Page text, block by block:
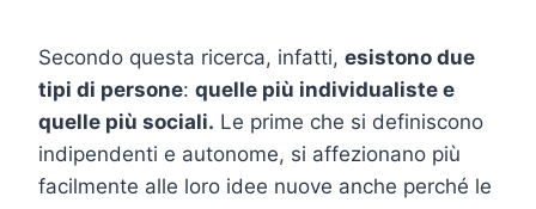
Secondo questa ricerca, infatti, esistono due
tipi di persone: quelle più individualiste e
quelle più sociali. Le prime che si definiscono
indipendenti e autonome, si affezionano più
facilmente alle loro idee nuove anche perché le